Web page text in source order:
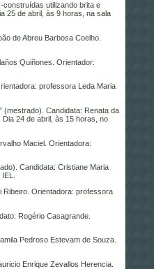
construídas utilizando brita e
25 de abril, às 9 horas, na sala
de Abreu Barbosa Coelho.
Quiñones. Orientador:
professora Leda Maria
(mestrado). Candidata: Renata da
24 de abril, às 15 horas, no
Maciel. Orientadora:
Candidata: Cristiane Maria
Ribeiro. Orientadora: professora
Rogério Casagrande.
Pedroso Estevam de Souza.
Enrique Zevallos Herencia.